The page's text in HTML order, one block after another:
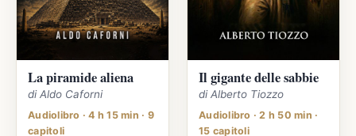
La piramide aliena
di Aldo Caforni
Audiolibro · 4 h 15 min · 9
capitoli
Il gigante delle sabbie
di Alberto Tiozzo
Audiolibro · 2 h 50 min ·
15 capitoli